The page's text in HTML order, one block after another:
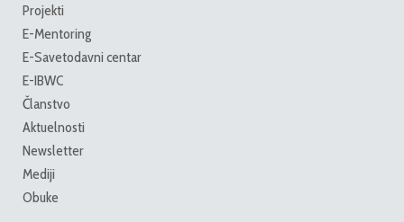
Projekti
E-Mentoring
E-Savetodavni centar
E-IBWC
Članstvo
Aktuelnosti
Newsletter
Mediji
Obuke